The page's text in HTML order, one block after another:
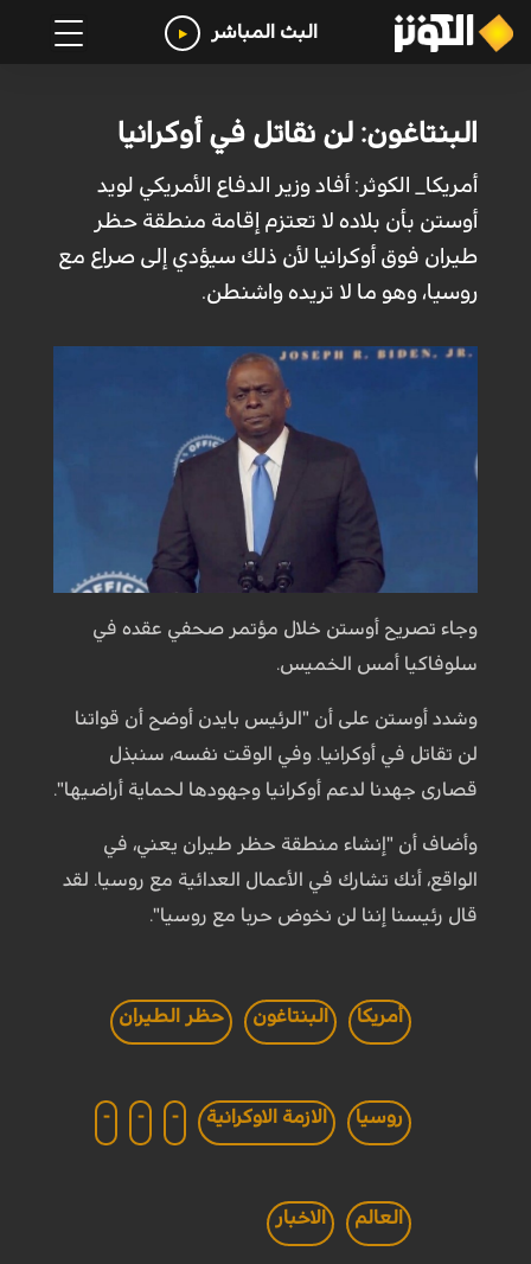
البث المباشر
البنتاغون: لن نقاتل في أوكرانيا
أمريكا_ الكوثر: أفاد وزير الدفاع الأمريكي لويد
أوستن بأن بلاده لا تعتزم إقامة منطقة حظر
طيران فوق أوكرانيا لأن ذلك سيؤدي إلى صراع مع
روسيا، وهو ما لا تريده واشنطن.
وجاء تصريح أوستن خلال مؤتمر صحفي عقده في
سلوفاكيا أمس الخميس.
وشدد أوستن على أن "الرئيس بايدن أوضح أن قواتنا
لن تقاتل في أوكرانيا. وفي الوقت نفسه، سنبذل
قصارى جهدنا لدعم أوكرانيا وجهودها لحماية أراضيها".
وأضاف أن "إنشاء منطقة حظر طيران يعني، في
الواقع، أنك تشارك في الأعمال العدائية مع روسيا. لقد
قال رئيسنا إننا لن نخوض حربا مع روسيا".
أمريكا البنتاغون حظر الطيران
روسيا الازمة الاوكرانية -
-
-
العالم الاخبار